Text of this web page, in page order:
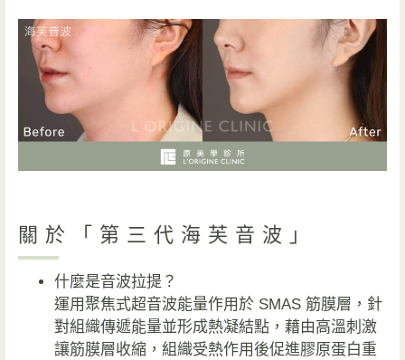
關於「第三代海芙音波」
什麼是音波拉提？
運用聚焦式超音波能量作用於 SMAS 筋膜層，針
對組織傳遞能量並形成熱凝結點，藉由高溫刺激
讓筋膜層收縮，組織受熱作用後促進膠原蛋白重